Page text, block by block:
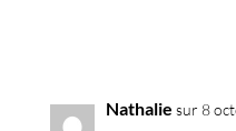
Nathalie sur 8